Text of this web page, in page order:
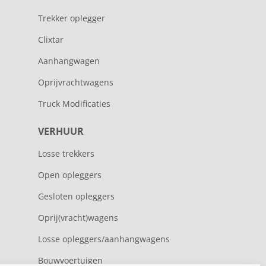
Trekker oplegger
Clixtar
Aanhangwagen
Oprijvrachtwagens
Truck Modificaties
VERHUUR
Losse trekkers
Open opleggers
Gesloten opleggers
Oprij(vracht)wagens
Losse opleggers/aanhangwagens
Bouwvoertuigen